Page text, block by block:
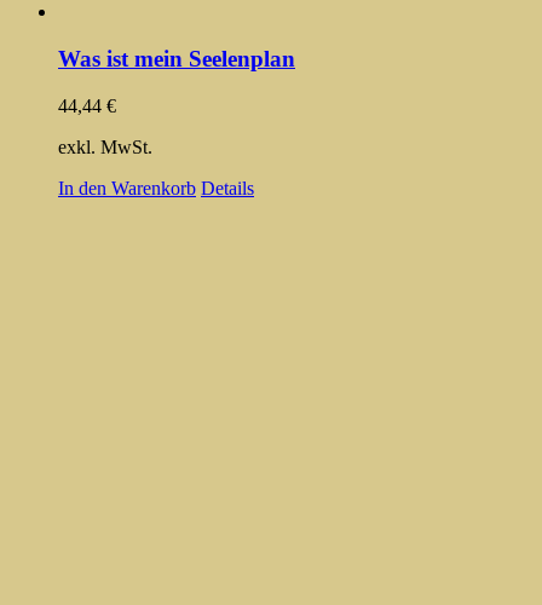
Was ist mein Seelenplan
44,44 €
exkl. MwSt.
In den Warenkorb Details